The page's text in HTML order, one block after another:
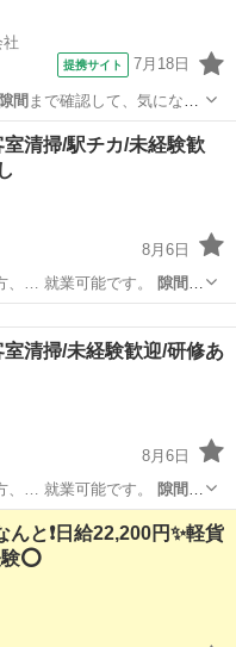
提携サイト 7月18日
隙間 まで確認して、気になる
室清掃/駅チカ/未経験歓
8月6日
、… 就業可能です。 隙間 時
室清掃/未経験歓迎/研修あ
8月6日
、… 就業可能です。 隙間 時
んと❗️日給22,200円✨軽貨
⭕️